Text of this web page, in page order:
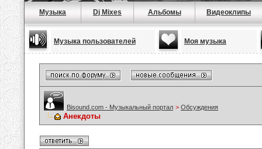
Музыка Dj Mixes Альбомы Видеоклипы
Музыка пользователей Моя музыка
Bisound.com - Музыкальный портал > Обсуждения
Анекдоты